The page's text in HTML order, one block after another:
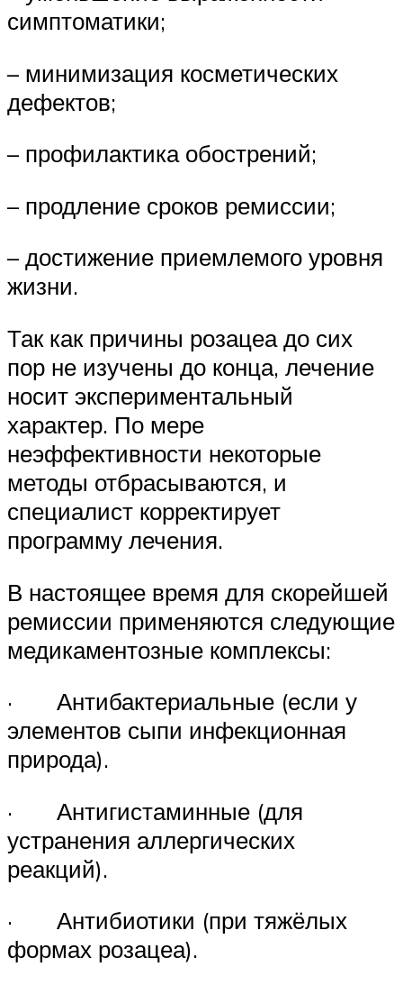
симптоматики;
– минимизация косметических
дефектов;
– профилактика обострений;
– продление сроков ремиссии;
– достижение приемлемого уровня
жизни.
Так как причины розацеа до сих
пор не изучены до конца, лечение
носит экспериментальный
характер. По мере
неэффективности некоторые
методы отбрасываются, и
специалист корректирует
программу лечения.
В настоящее время для скорейшей
ремиссии применяются следующие
медикаментозные комплексы:
· Антибактериальные (если у
элементов сыпи инфекционная
природа).
· Антигистаминные (для
устранения аллергических
реакций).
· Антибиотики (при тяжёлых
формах розацеа).